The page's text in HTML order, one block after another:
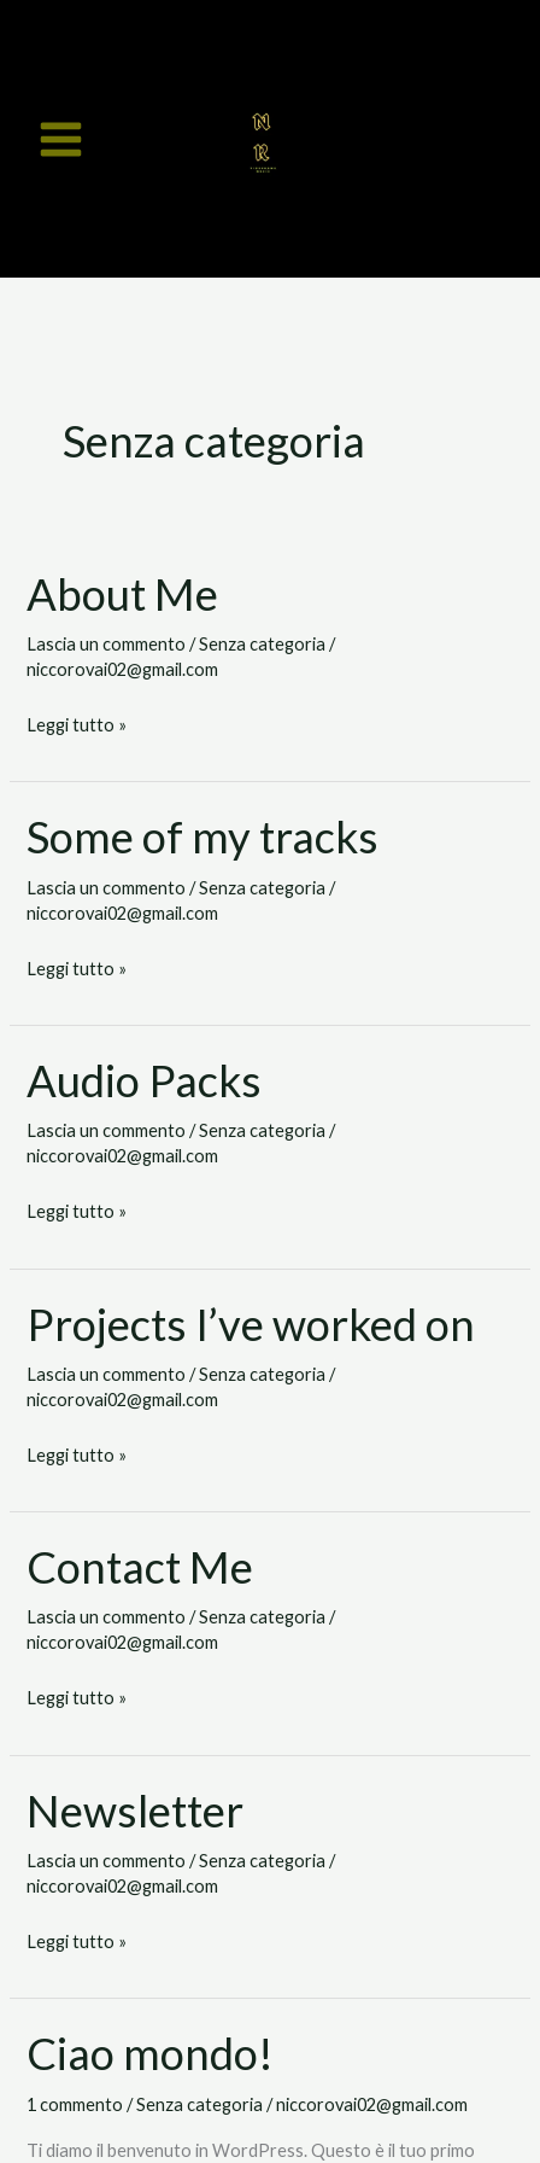
Senza categoria
About Me
Lascia un commento /Senza categoria /
niccorovai02@gmail.com
About
Me
Leggi tutto »
Some of my tracks
Lascia un commento /Senza categoria /
niccorovai02@gmail.com
Some
of
my
tracks
Leggi tutto »
Audio Packs
Lascia un commento /Senza categoria /
niccorovai02@gmail.com
Audio
Packs
Leggi tutto »
Projects I’ve worked on
Lascia un commento /Senza categoria /
niccorovai02@gmail.com
Projects
I’ve
worked
on
Leggi tutto »
Contact Me
Lascia un commento /Senza categoria /
niccorovai02@gmail.com
Contact
Me
Leggi tutto »
Newsletter
Lascia un commento /Senza categoria /
niccorovai02@gmail.com
Newsletter
Leggi tutto »
Ciao mondo!
1 commento /Senza categoria /niccorovai02@gmail.com
Ti diamo il benvenuto in WordPress. Questo è il tuo primo
Ciao
mondo!